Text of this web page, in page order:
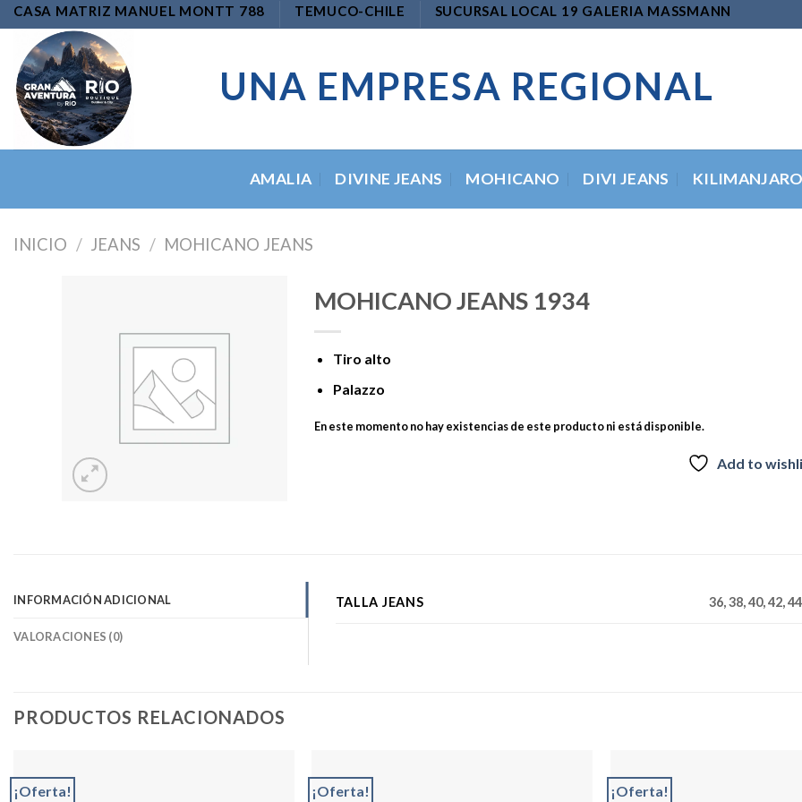
Skip
to
content
CASA MATRIZ MANUEL MONTT 788 TEMUCO-CHILE SUCURSAL LOCAL 19 GALERIA MASSMANN
UNA EMPRESA REGIONAL
AMALIA DIVINE JEANS MOHICANO DIVI JEANS KILIMANJARO
INICIO / JEANS / MOHICANO JEANS
MOHICANO JEANS 1934
Tiro alto
Palazzo
En este momento no hay existencias de este producto ni está disponible.
Add to
INFORMACIÓN ADICIONAL
VALORACIONES (0)
TALLA JEANS 36, 38, 40, 42,
PRODUCTOS RELACIONADOS
¡Oferta! ¡Oferta! ¡Oferta!